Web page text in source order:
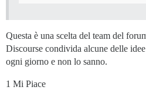
Questa è una scelta del team del
Discourse condivida alcune delle
ogni giorno e non lo sanno.
1 Mi Piace